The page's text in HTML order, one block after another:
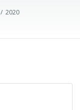
2020